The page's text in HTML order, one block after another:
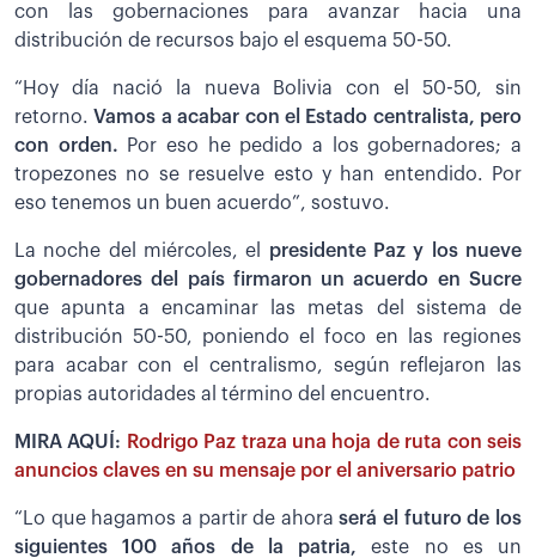
con las gobernaciones para avanzar hacia una
distribución de recursos bajo el esquema 50-50.
“Hoy día nació la nueva Bolivia con el 50-50, sin
retorno.Vamos a acabar con el Estado centralista, pero
con orden. Por eso he pedido a los gobernadores; a
tropezones no se resuelve esto y han entendido. Por
eso tenemos un buen acuerdo”, sostuvo.
La noche del miércoles, el presidente Paz y los nueve
gobernadores del país firmaron un acuerdo en Sucre
que apunta a encaminar las metas del sistema de
distribución 50-50, poniendo el foco en las regiones
para acabar con el centralismo, según reflejaron las
propias autoridades al término del encuentro.
MIRA AQUÍ: Rodrigo Paz traza una hoja de ruta con seis
anuncios claves en su mensaje por el aniversario patrio
“Lo que hagamos a partir de ahoraserá el futuro de los
siguientes 100 años de la patria, este no es un